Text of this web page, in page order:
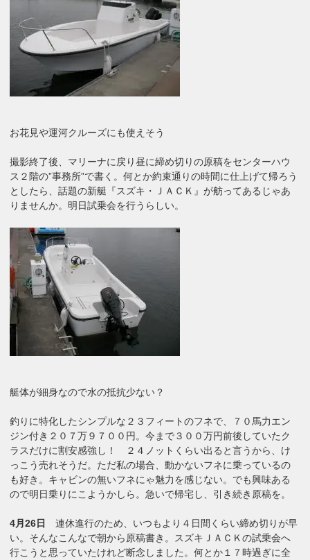
お花見や運河クルーズにも使えそう
撮影終了後、マリーナに戻り昼に締め切りの原稿をセンターハウ
ス２階の”事務所”で書く。何とか約束通りの時間に仕上げて帰ろう
としたら、話題の新艇『スズキ・ＪＡＣＫ』が舫ってあるじゃあ
りませんか。明日試乗会を行うらしい。
艇体が細身なので水の抵抗少ない？
釣りに特化したシンプルな２３フィートのフネで、７０馬力エン
ジン付き２０７万９７００円。今まで３００万円前後していたク
ラスだけに割安感強し！ ２４ノットくらい出ると言うから、け
っこう売れそうだ。ただ私の場合、動かないフネに乗っているの
も好き。キャビンの無いフネにゃ魅力を感じない。でも興味ある
ので明日乗りにこようかしら。急いで帰宅し、引き続き原稿を。
4月26日
連休進行のため、いつもより４日間くらい締め切りが早
い。そんなこんなで朝から原稿書き。スズキＪＡＣＫの試乗会へ
行こうと思っていたけれど断念しました。何とか１７時過ぎに全